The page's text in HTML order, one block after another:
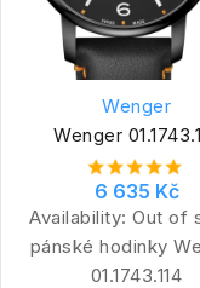
Wenger
Wenger
6 635 Kč
Availability: Out of
pánské hodinky
01.1743.114